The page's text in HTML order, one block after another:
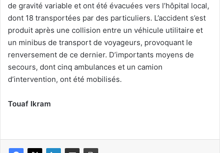
de gravité variable et ont été évacuées vers l’hôpital local,
dont 18 transportées par des particuliers. L’accident s’est
produit après une collision entre un véhicule utilitaire et
un minibus de transport de voyageurs, provoquant le
renversement de ce dernier. D’importants moyens de
secours, dont cinq ambulances et un camion
d’intervention, ont été mobilisés.
Touaf Ikram